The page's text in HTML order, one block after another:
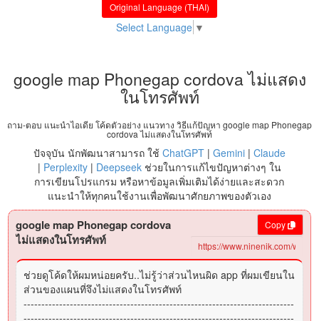
Original Language (THAI)
Select Language ▼
google map Phonegap cordova ไม่แสดง
ในโทรศัพท์
ถาม-ตอบ แนะนำไอเดีย โค้ดตัวอย่าง แนวทาง วิธีแก้ปัญหา google map Phonegap
cordova ไม่แสดงในโทรศัพท์
ปัจจุบัน นักพัฒนาสามารถ ใช้ ChatGPT| Gemini| Claude
| Perplexity| Deepseekช่วยในการแก้ไขปัญหาต่างๆ ใน
การเขียนโปรแกรม หรือหาข้อมูลเพิ่มเติมได้ง่ายและสะดวก
แนะนำให้ทุกคนใช้งานเพื่อพัฒนาศักยภาพของตัวเอง
google map Phonegap cordova
ไม่แสดงในโทรศัพท์
Copy
ช่วยดูโค้ดให้ผมหน่อยครับ..ไม่รู้ว่าส่วนไหนผิด app ที่ผมเขียนใน
ส่วนของแผนที่จึงไม่แสดงในโทรศัพท์
----------------------------------------------------------------------------
----------------------------------------------------------------------------